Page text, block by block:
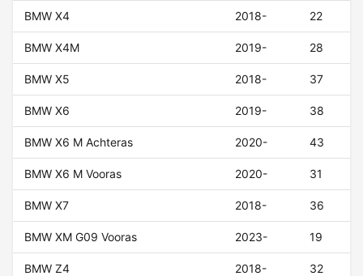
BMW X4 2018- 22
BMW X4M 2019- 28
BMW X5 2018- 37
BMW X6 2019- 38
BMW X6 M Achteras 2020- 43
BMW X6 M Vooras 2020- 31
BMW X7 2018- 36
BMW XM G09 Vooras 2023- 19
BMW Z4 2018- 32